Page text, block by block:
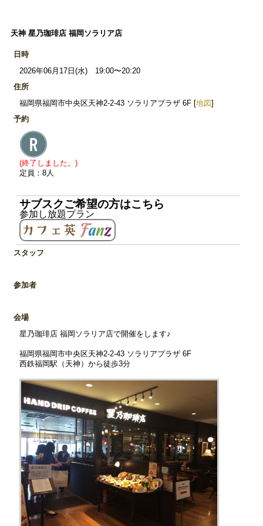
天神 星乃珈琲店 福岡ソラリア店
日時
2026年06月17日(水) 19:00〜20:20
住所
福岡県福岡市中央区天神2-2-43 ソラリアプラザ 6F [地図]
予約
(終了しました。)
定員：8人
サブスクご希望の方はこちら
参加し放題プラン
スタッフ
参加者
会場
星乃珈琲店 福岡ソラリア店で開催をします♪
福岡県福岡市中央区天神2-2-43 ソラリアプラザ 6F
西鉄福岡駅（天神）から徒歩3分